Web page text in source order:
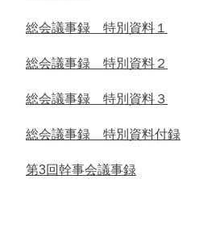
総会議事録 特別資料１
総会議事録 特別資料２
総会議事録 特別資料３
総会議事録 特別資料付録
第3回幹事会議事録